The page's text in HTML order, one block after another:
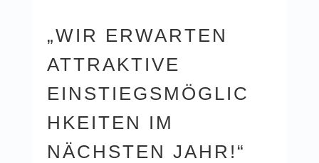
„WIR ERWARTEN
ATTRAKTIVE
EINSTIEGSMÖGLIC
HKEITEN IM
NÄCHSTEN JAHR!“